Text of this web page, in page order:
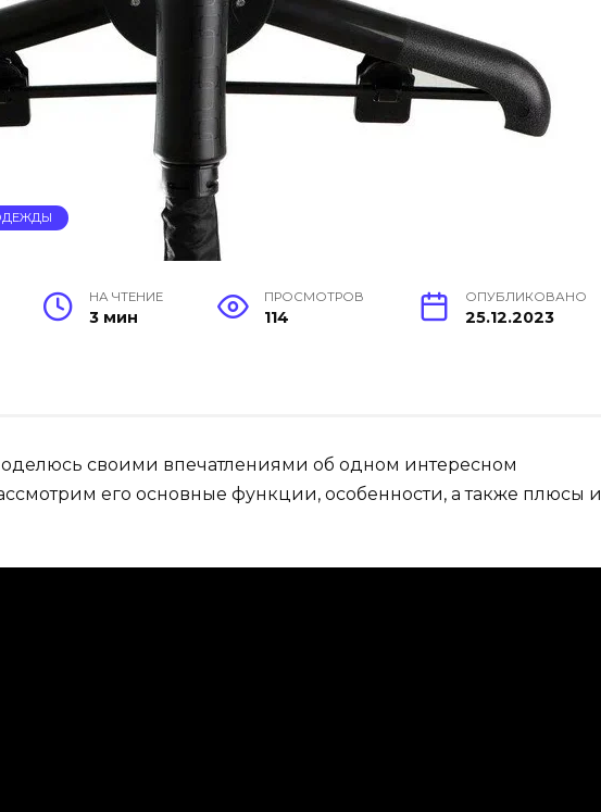
НА ЧТЕНИЕ
3 мин
ПРОСМОТРОВ
114
ОПУБЛИКОВАНО
25.12.2023
своими впечатлениями об одном интересном
его основные функции, особенности, а также плюсы и